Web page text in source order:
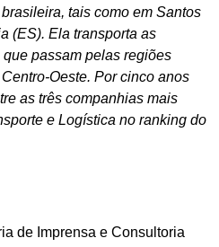
tais como em Santos
(ES). Ela transporta as
passam pelas regiões
Oeste. Por cinco anos
as três companhias mais
e Logística no ranking do
de Imprensa e Consultoria